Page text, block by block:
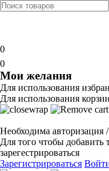
0
0
Мои желания
Для использования
Для использования
Необходима авторизация
Для того чтобы добавить
зарегестрироваться
Зарегистрироваться